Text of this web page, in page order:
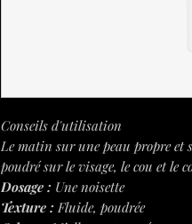
Conseils d'utilisation
Le matin sur une peau propre et
poudré sur le visage, le cou et le
Dosage : Une noisette
Texture :Fluide, poudrée